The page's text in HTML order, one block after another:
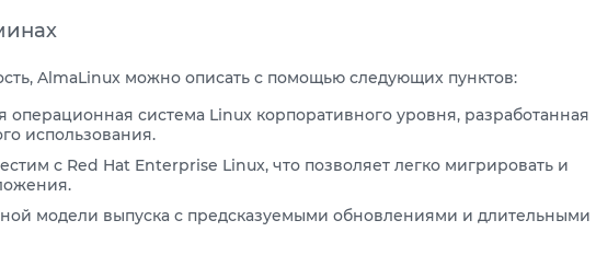
AlmaLinux можно описать с помощью следующих пунктов:
операционная система Linux корпоративного уровня, разработанная
использования.
с Red Hat Enterprise Linux, что позволяет легко мигрировать и
модели выпуска с предсказуемыми обновлениями и длительными